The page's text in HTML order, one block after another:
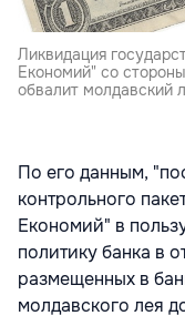
Ликвидация
Економий" со
обвалит молдавский
По его данным,
контрольного
Економий" в
политику банка в
размещенных в
молдавского лея